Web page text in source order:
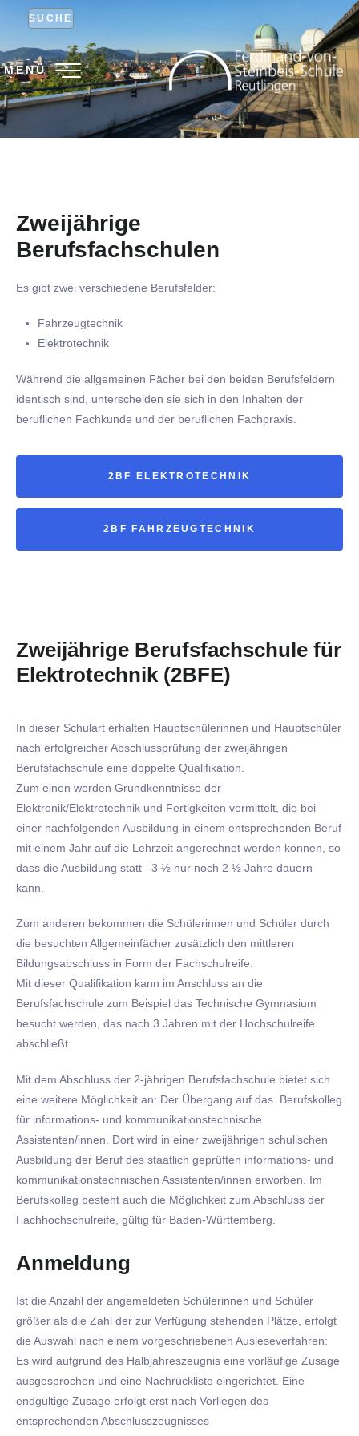
SUCHE
MENÜ
Zweijährige
Berufsfachschulen
Es gibt zwei verschiedene Berufsfelder:
Fahrzeugtechnik
Elektrotechnik
Während die allgemeinen Fächer bei den beiden Berufsfeldern
identisch sind, unterscheiden sie sich in den Inhalten der
beruflichen Fachkunde und der beruflichen Fachpraxis.
2BF ELEKTROTECHNIK
2BF FAHRZEUGTECHNIK
Zweijährige Berufsfachschule für
Elektrotechnik (2BFE)
In dieser Schulart erhalten Hauptschülerinnen und Hauptschüler
nach erfolgreicher Abschlussprüfung der zweijährigen
Berufsfachschule eine doppelte Qualifikation.
Zum einen werden Grundkenntnisse der
Elektronik/Elektrotechnik und Fertigkeiten vermittelt, die bei
einer nachfolgenden Ausbildung in einem entsprechenden Beruf
mit einem Jahr auf die Lehrzeit angerechnet werden können, so
dass die Ausbildung statt 3 ½ nur noch 2 ½ Jahre dauern
kann.
Zum anderen bekommen die Schülerinnen und Schüler durch
die besuchten Allgemeinfächer zusätzlich den mittleren
Bildungsabschluss in Form der Fachschulreife.
Mit dieser Qualifikation kann im Anschluss an die
Berufsfachschule zum Beispiel das Technische Gymnasium
besucht werden, das nach 3 Jahren mit der Hochschulreife
abschließt.
Mit dem Abschluss der 2-jährigen Berufsfachschule bietet sich
eine weitere Möglichkeit an: Der Übergang auf das Berufskolleg
für informations- und kommunikationstechnische
Assistenten/innen. Dort wird in einer zweijährigen schulischen
Ausbildung der Beruf des staatlich geprüften informations- und
kommunikationstechnischen Assistenten/innen erworben. Im
Berufskolleg besteht auch die Möglichkeit zum Abschluss der
Fachhochschulreife, gültig für Baden-Württemberg.
Anmeldung
Ist die Anzahl der angemeldeten Schülerinnen und Schüler
größer als die Zahl der zur Verfügung stehenden Plätze, erfolgt
die Auswahl nach einem vorgeschriebenen Ausleseverfahren:
Es wird aufgrund des Halbjahreszeugnis eine vorläufige Zusage
ausgesprochen und eine Nachrückliste eingerichtet. Eine
endgültige Zusage erfolgt erst nach Vorliegen des
entsprechenden Abschlusszeugnisses